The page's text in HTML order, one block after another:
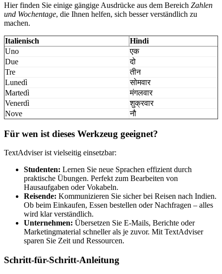
Hier finden Sie einige gängige Ausdrücke aus dem Bereich Zahlen
und Wochentage, die Ihnen helfen, sich besser verständlich zu
machen.
Italienisch
Hindi
Uno
एक
Due
दो
Tre
तीन
Lunedì
सोमवार
Martedì
मंगलवार
Venerdì
शुक्रवार
Nove
नौ
Für wen ist dieses Werkzeug geeignet?
TextAdviser ist vielseitig einsetzbar:
Studenten: Lernen Sie neue Sprachen effizient durch
praktische Übungen. Perfekt zum Bearbeiten von
Hausaufgaben oder Vokabeln.
Reisende: Kommunizieren Sie sicher bei Reisen nach Indien.
Ob beim Einkaufen, Essen bestellen oder Nachfragen – alles
wird klar verständlich.
Unternehmen: Übersetzen Sie E-Mails, Berichte oder
Marketingmaterial schneller als je zuvor. Mit TextAdviser
sparen Sie Zeit und Ressourcen.
Schritt-für-Schritt-Anleitung